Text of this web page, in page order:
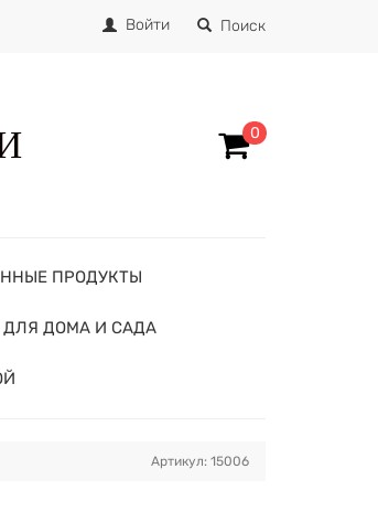
Войти Поиск
0
ПРОДУКТЫ
ДЛЯ ДОМА И САДА
Артикул: 15006